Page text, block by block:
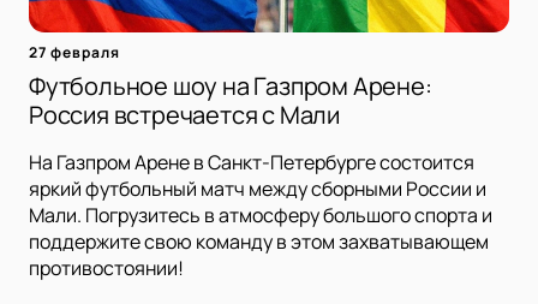
27 февраля
Футбольное шоу на Газпром Арене:
Россия встречается с Мали
На Газпром Арене в Санкт-Петербурге состоится
яркий футбольный матч между сборными России и
Мали. Погрузитесь в атмосферу большого спорта и
поддержите свою команду в этом захватывающем
противостоянии!